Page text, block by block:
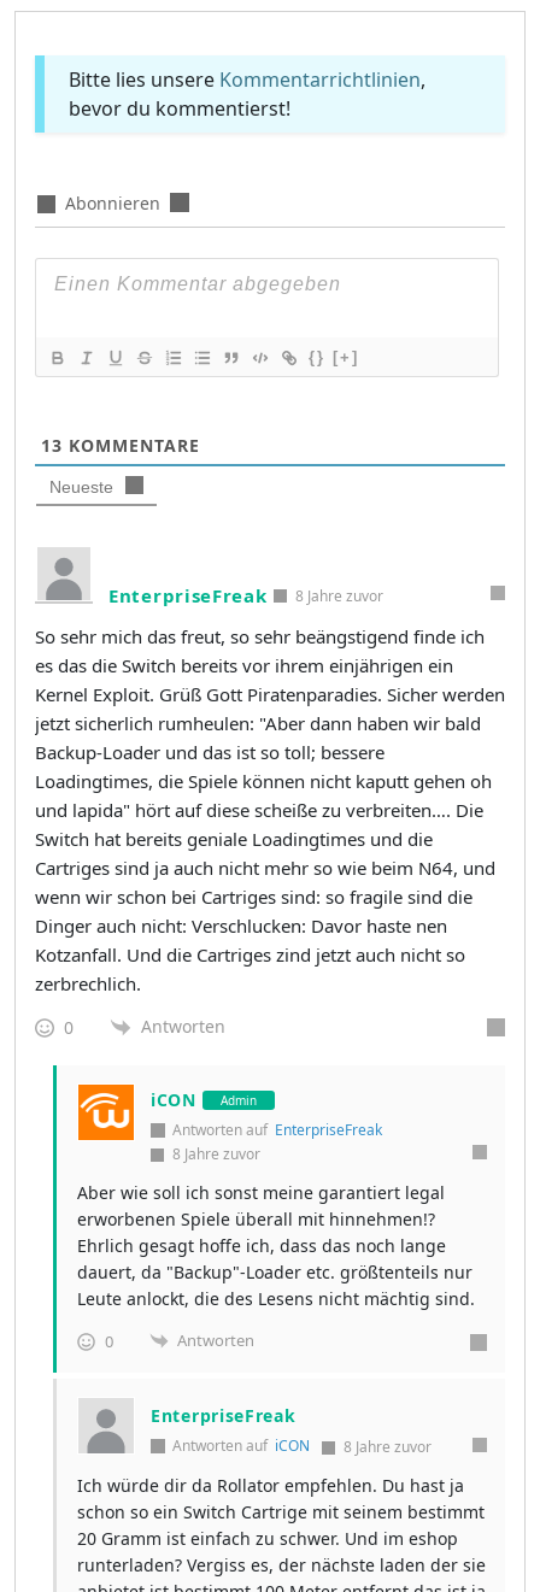
Bitte lies unsere Kommentarrichtlinien,
bevor du kommentierst!
Abonnieren
{} [+]
13 KOMMENTARE
Neueste
EnterpriseFreak 8 Jahre zuvor
So sehr mich das freut, so sehr beängstigend finde ich
es das die Switch bereits vor ihrem einjährigen ein
Kernel Exploit. Grüß Gott Piratenparadies. Sicher werden
jetzt sicherlich rumheulen: "Aber dann haben wir bald
Backup-Loader und das ist so toll; bessere
Loadingtimes, die Spiele können nicht kaputt gehen oh
und lapida" hört auf diese scheiße zu verbreiten…. Die
Switch hat bereits geniale Loadingtimes und die
Cartriges sind ja auch nicht mehr so wie beim N64, und
wenn wir schon bei Cartriges sind: so fragile sind die
Dinger auch nicht: Verschlucken: Davor haste nen
Kotzanfall. Und die Cartriges zind jetzt auch nicht so
zerbrechlich.
0 Antworten
iCON Admin
Antworten auf EnterpriseFreak
8 Jahre zuvor
Aber wie soll ich sonst meine garantiert legal
erworbenen Spiele überall mit hinnehmen!?
Ehrlich gesagt hoffe ich, dass das noch lange
dauert, da "Backup"-Loader etc. größtenteils nur
Leute anlockt, die des Lesens nicht mächtig sind.
0 Antworten
EnterpriseFreak
Antworten auf iCON 8 Jahre zuvor
Ich würde dir da Rollator empfehlen. Du hast ja
schon so ein Switch Cartrige mit seinem bestimmt
20 Gramm ist einfach zu schwer. Und im eshop
runterladen? Vergiss es, der nächste laden der sie